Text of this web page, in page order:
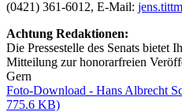
(0421) 361-6012, E-Mail:
Achtung Redaktionen:
Die Pressestelle des Senats bietet
Mitteilung zur honorarfreien
Gern
Foto-Download - Hans Albrecht
775.6 KB)